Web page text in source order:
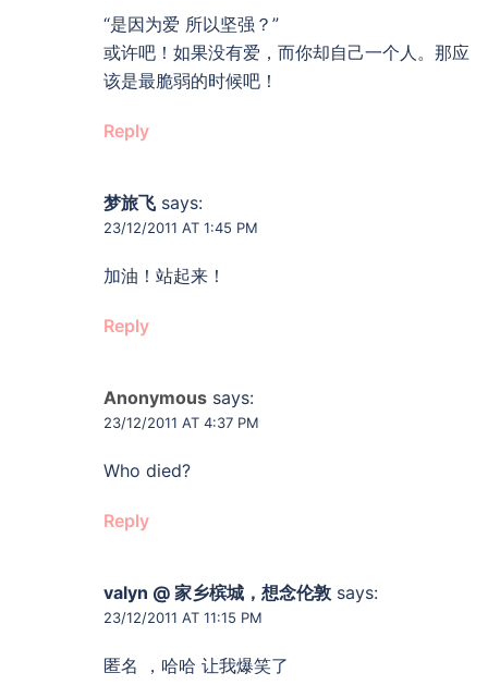
“是因为爱 所以坚强？”
或许吧！如果没有爱，而你却自己一个人。那应
该是最脆弱的时候吧！
Reply
梦旅飞 says:
23/12/2011 AT 1:45 PM
加油！站起来！
Reply
Anonymous says:
23/12/2011 AT 4:37 PM
Who died?
Reply
valyn @ 家乡槟城，想念伦敦 says:
23/12/2011 AT 11:15 PM
匿名 ，哈哈 让我爆笑了